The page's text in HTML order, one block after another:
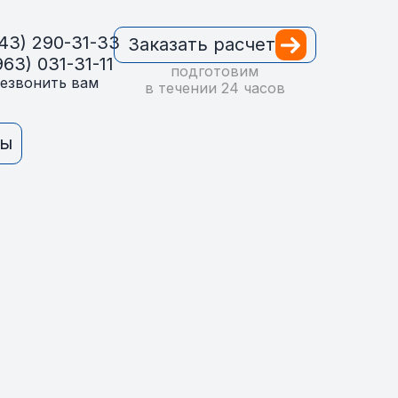
290-31-33
031-31-11
вам
Заказать расчет
подготовим
в течении 24 часов